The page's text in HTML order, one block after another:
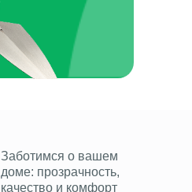
Заботимся о вашем
доме: прозрачность,
качество и комфорт